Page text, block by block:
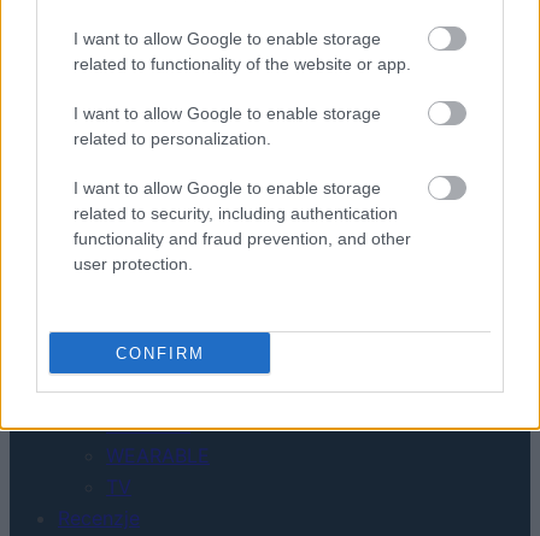
I want to allow Google to enable storage
related to functionality of the website or app.
I want to allow Google to enable storage
related to personalization.
I want to allow Google to enable storage
related to security, including authentication
functionality and fraud prevention, and other
user protection.
CONFIRM
KONTAKT
REDAKCJA
Urządzenia
SMARTFONY
TABLETY
WEARABLE
TV
Recenzje